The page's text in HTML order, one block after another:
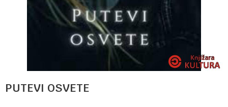
PUTEVI OSVETE